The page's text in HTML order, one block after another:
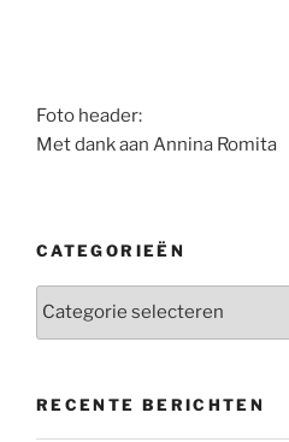
Foto header:
Met dank aan Annina Romita
CATEGORIEËN
RECENTE BERICHTEN